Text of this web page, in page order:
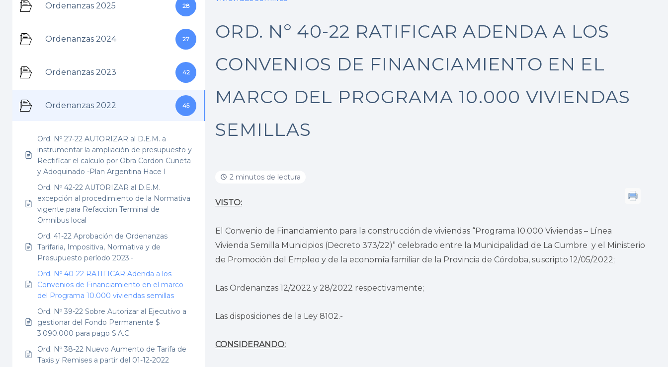
Ordenanzas 2025 28
Ordenanzas 2024 27
Ordenanzas 2023 42
Ordenanzas 2022 45
Ord. Nº 27-22 AUTORIZAR al D.E.M. a
instrumentar la ampliación de presupuesto y
Rectificar el calculo por Obra Cordon Cuneta
y Adoquinado -Plan Argentina Hace I
Ord. Nº 42-22 AUTORIZAR al D.E.M.
excepción al procedimiento de la Normativa
vigente para Refaccion Terminal de
Omnibus local
Ord. 41-22 Aprobación de Ordenanzas
Tarifaria, Impositiva, Normativa y de
Presupuesto período 2023.-
Ord. Nº 40-22 RATIFICAR Adenda a los
Convenios de Financiamiento en el marco
del Programa 10.000 viviendas semillas
Ord. Nº 39-22 Sobre Autorizar al Ejecutivo a
gestionar del Fondo Permanente $
3.090.000 para pago S.A.C
Ord. Nº 38-22 Nuevo Aumento de Tarifa de
Taxis y Remises a partir del 01-12-2022
ORD. Nº 40-22 RATIFICAR ADENDA A LOS
CONVENIOS DE FINANCIAMIENTO EN EL
MARCO DEL PROGRAMA 10.000 VIVIENDAS
SEMILLAS
2 minutos de lectura
VISTO:
El Convenio de Financiamiento para la construcción de viviendas “Programa 10.000 Viviendas – Línea
Vivienda Semilla Municipios (Decreto 373/22)” celebrado entre la Municipalidad de La Cumbre y el Ministerio
de Promoción del Empleo y de la economía familiar de la Provincia de Córdoba, suscripto 12/05/2022;
Las Ordenanzas 12/2022 y 28/2022 respectivamente;
Las disposiciones de la Ley 8102.-
CONSIDERANDO: